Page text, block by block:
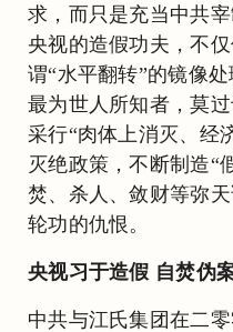
求，而只是充当中共
央视的造假功夫，不
谓“水平翻转”的镜像
最为世人所知者，莫
采行“肉体上消灭、经
灭绝政策，不断制造“
焚、杀人、敛财等弥
轮功的仇恨。
央视习于造假 自焚伪
中共与江氏集团在二